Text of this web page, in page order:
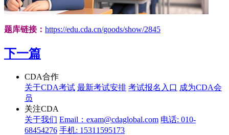
题库链接： https://edu.cda.cn/goods/show/2845
下一篇
CDA合作
关于CDA考试 最新考试安排 考试报名入口 成为CDA会
员
关注CDA
关于我们 Email：exam@cdaglobal.com 电话: 010-
68454276 手机: 15311595173